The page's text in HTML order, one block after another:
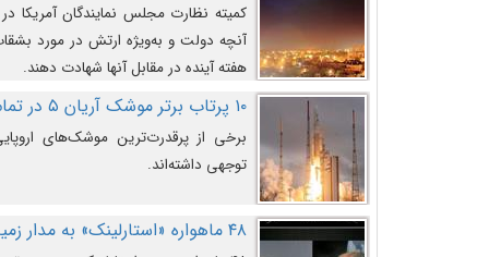
کمیته نظارت مجلس نمایندگان آمریکا
آنچه دولت و به‌ویژه ارتش در مورد
هفته آینده در مقابل آنها شهادت دهند.
۱۰ پرتاب برتر موشک آریان ۵ در تمام ادوار
برخی از پرقدرت‌ترین موشک‌های
توجهی داشته‌اند.
۴۸ ماهواره «استارلینک» به مدار زمین پرتاب شدند